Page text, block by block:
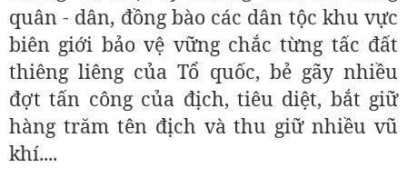
quân - dân, đồng bào các dân tộc khu vực
biên giới bảo vệ vững chắc từng tấc đất
thiêng liêng của Tổ quốc, bẻ gãy nhiều
đợt tấn công của địch, tiêu diệt, bắt giữ
hàng trăm tên địch và thu giữ nhiều vũ
khí....